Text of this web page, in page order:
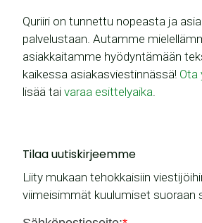
Quriiri on tunnettu nopeasta ja
palvelustaan. Autamme
asiakkaitamme hyödyntämään
kaikessa asiakasviestinnässä! Ota
lisää tai varaa esittelyaika.
Tilaa uutiskirjeemme
Liity mukaan tehokkaisiin
viimeisimmät kuulumiset suoraan